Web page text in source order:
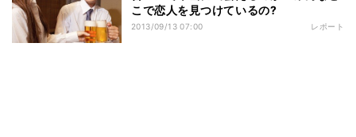
こで恋人を見つけているの?
2013/09/13 07:00 レポート